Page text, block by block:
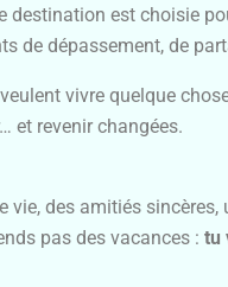
destination est choisie
de dépassement, de
vivre quelque
et revenir changées.
vie, des amitiés
pas des vacances : tu